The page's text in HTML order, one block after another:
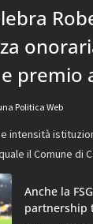
premio
Politica Web
intensità
il Comune di
Anche la
partnership